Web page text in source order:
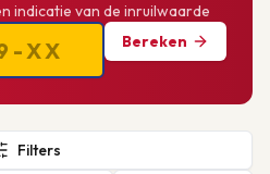
indicatie van de inruilwaarde
Bereken
Filters